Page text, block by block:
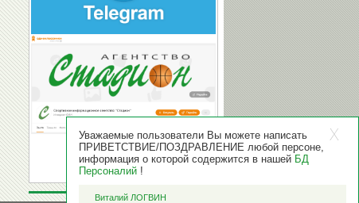
Уважаемые пользователи Вы можете написать
ПРИВЕТСТВИЕ/ПОЗДРАВЛЕНИЕ любой персоне,
информация о которой содержится в нашей БД
Персоналий !
Виталий ЛОГВИН